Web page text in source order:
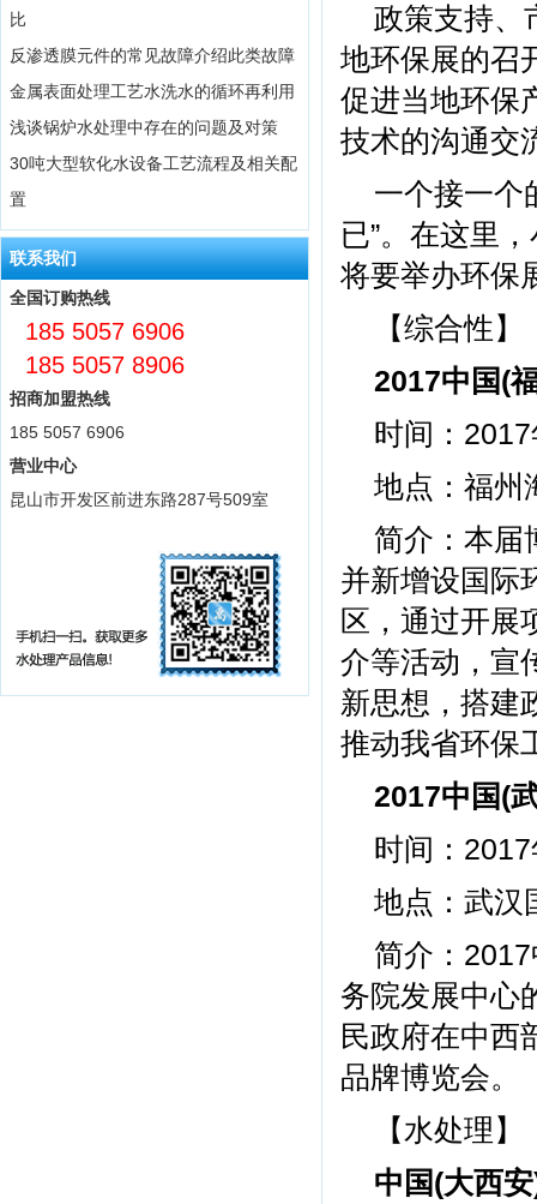
政策支持、
地环保展的召
促进当地环保
技术的沟通交
一个接一个
已”。在这里
将要举办环保
【综合性】
2017中国(
时间：
地点：福州
简介：本届
并新增设国际
区，通过开展
介等活动，宣
新思想，搭建
推动我省环保
2017中国(
时间：
地点：武汉
简介：
务院发展中心
民政府在中西
品牌博览会。
【水处理】
中国(大西
比
反渗透膜元件的常见故障介绍此类故障
金属表面处理工艺水洗水的循环再利用
浅谈锅炉水处理中存在的问题及对策
30吨大型软化水设备工艺流程及相关配
置
联系我们
全国订购热线
185 5057 6906
185 5057 8906
招商加盟热线
185 5057 6906
营业中心
昆山市开发区前进东路287号509室